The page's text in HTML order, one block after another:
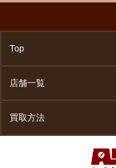
Top
店舗一覧
買取方法